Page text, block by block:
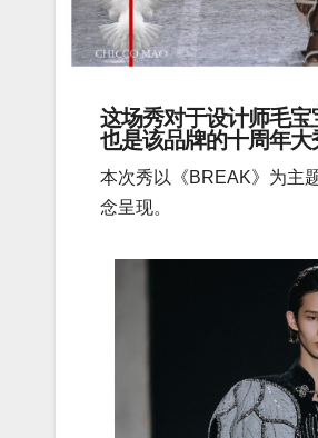
这场秀对于设计师毛
也是该品牌的十周年大
本次秀以《BREAK》为主
念呈现。